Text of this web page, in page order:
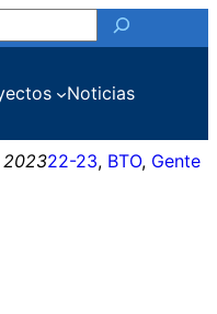
Noticias
202322-23, BTO, Gente